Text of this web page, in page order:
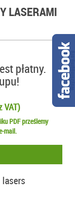
LASERAMI
płatny.
VAT)
PDF prześlemy
mail.